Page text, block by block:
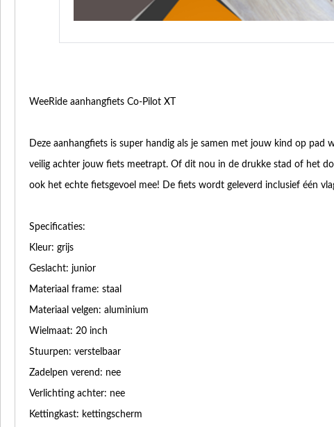
WeeRide aanhangfiets Co-Pilot XT
Deze aanhangfiets is super handig als je samen met jouw kind op
veilig achter jouw fiets meetrapt. Of dit nou in de drukke stad of het
ook het echte fietsgevoel mee! De fiets wordt geleverd inclusief één
Specificaties:
Kleur: grijs
Geslacht: junior
Materiaal frame: staal
Materiaal velgen: aluminium
Wielmaat: 20 inch
Stuurpen: verstelbaar
Zadelpen verend: nee
Verlichting achter: nee
Kettingkast: kettingscherm